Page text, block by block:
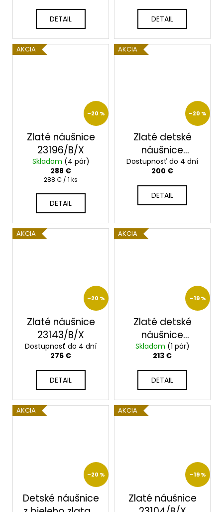
DETAIL DETAIL
AKCIA
–20 %
Zlaté náušnice
23196/B/X
Skladom (4 pár)
288 €
Jednotková
288 € / 1 ks
DETAIL
AKCIA
–20 %
Zlaté detské
náušnice
2313/B/X
Dostupnosť do 4 dní
200 €
DETAIL
AKCIA
–20 %
Zlaté náušnice
23143/B/X
Dostupnosť do 4 dní
276 €
DETAIL
AKCIA
–19 %
Zlaté detské
náušnice
2390/B/XR
Skladom (1 pár)
213 €
DETAIL
AKCIA
–20 %
Detské náušnice
AKCIA
–19 %
Zlaté náušnice